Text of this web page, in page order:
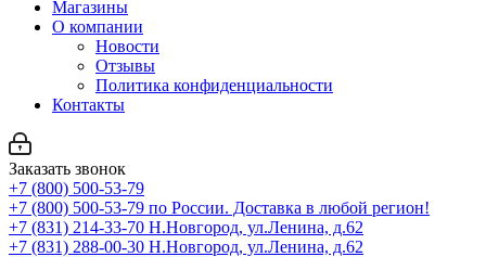
Магазины
О компании
Новости
Отзывы
Политика конфиденциальности
Контакты
Заказать звонок
+7 (800) 500-53-79
+7 (800) 500-53-79 по России. Доставка в любой регион!
+7 (831) 214-33-70 Н.Новгород, ул.Ленина, д.62
+7 (831) 288-00-30 Н.Новгород, ул.Ленина, д.62